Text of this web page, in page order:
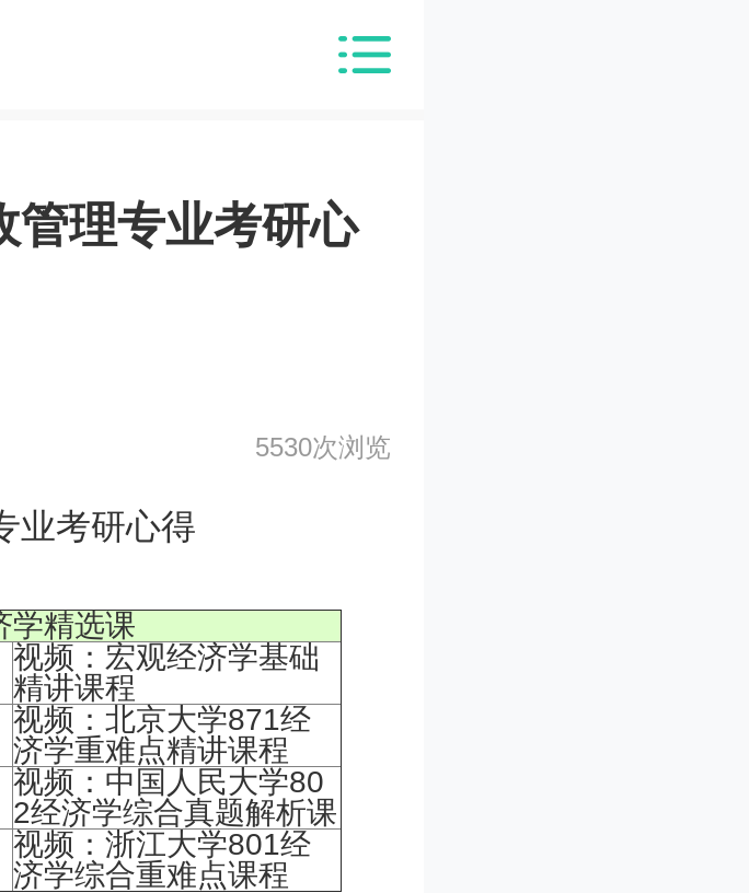
管理专业考研心
5530次浏览
业考研心得
学精选课
视频：宏观经济学基础
精讲课程
视频：北京大学871经
济学重难点精讲课程
视频：中国人民大学80
2经济学综合真题解析课
视频：浙江大学801经
济学综合重难点课程